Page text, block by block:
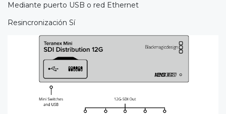
Mediante puerto USB o red Ethernet
Resincronización Sí